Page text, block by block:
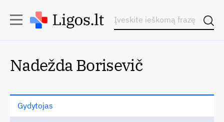
Nadežda Borisevič
Gydytojas